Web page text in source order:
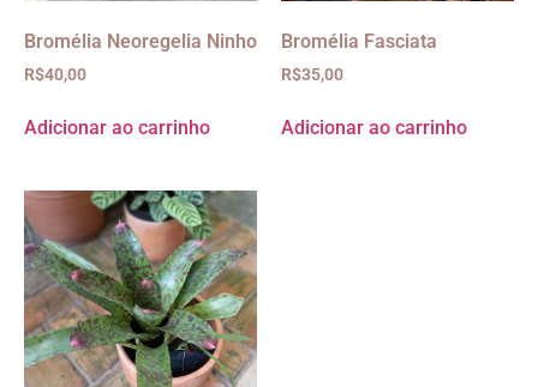
Bromélia Neoregelia Ninho
R$40,00
Adicionar ao carrinho
Bromélia Fasciata
R$35,00
Adicionar ao carrinho